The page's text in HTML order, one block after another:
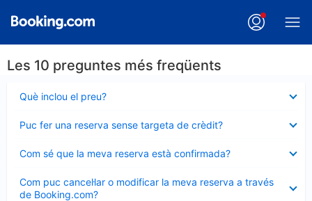
Les 10 preguntes més freqüents
Què inclou el preu?
tancat
Puc fer una reserva sense targeta de crèdit?
tancat
Com sé que la meva reserva està confirmada?
tancat
Com puc cancel·lar o modificar la meva reserva a través
de Booking.com?
tancat